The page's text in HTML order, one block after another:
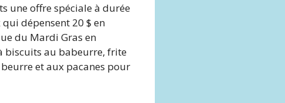
une offre spéciale à durée
dépensent 20 $ en
du Mardi Gras en
biscuits au babeurre, frite
et aux pacanes pour